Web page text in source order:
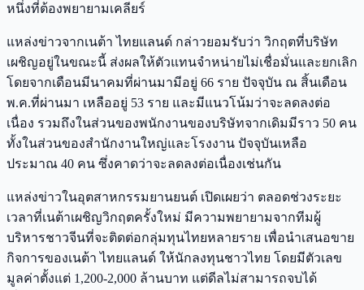
หนึ่งที่ต้องพยายามเคลียร์
แหล่งข่าวจากเนต้า ไทยแลนด์ กล่าวยอมรับว่า วิกฤตที่บริษัท
เผชิญอยู่ในขณะนี้ ส่งผลให้ตัวแทนจำหน่ายไม่เชื่อมั่นและยกเลิก
โดยจากเดือนมีนาคมที่ผ่านมามีอยู่ 66 ราย ปัจจุบัน ณ สิ้นเดือน
พ.ค.ที่ผ่านมา เหลืออยู่ 53 ราย และมีแนวโน้มว่าจะลดลงต่อ
เนื่อง รวมถึงในส่วนของพนักงานของบริษัทจากเดิมมีราว 50 คน
ทั้งในส่วนของสำนักงานใหญ่และโรงงาน ปัจจุบันเหลือ
ประมาณ 40 คน ซึ่งคาดว่าจะลดลงต่อเนื่องเช่นกัน
แหล่งข่าวในอุตสาหกรรมยานยนต์ เปิดเผยว่า ตลอดช่วงระยะ
เวลาที่เนต้าเผชิญวิกฤตครั้งใหม่ มีความพยายามจากทีมผู้
บริหารชาวจีนที่จะติดต่อกลุ่มทุนไทยหลายราย เพื่อนำเสนอขาย
กิจการของเนต้า ไทยแลนด์ ให้นักลงทุนชาวไทย โดยมีตัวเลข
มูลค่าตั้งแต่ 1,200-2,000 ล้านบาท แต่ดีลไม่สามารถจบได้